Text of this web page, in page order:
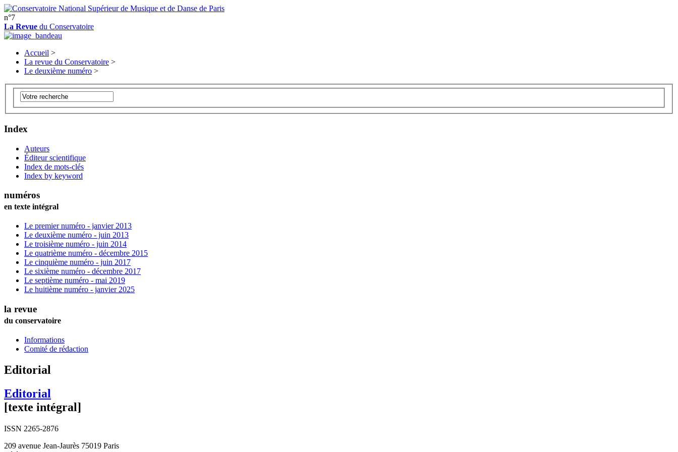
n°7
La Revue du Conservatoire
Accueil >
La revue du Conservatoire >
Le deuxième numéro >
Index
Auteurs
Éditeur scientifique
Index de mots-clés
Index by keyword
numéros
en texte intégral
Le premier numéro - janvier 2013
Le deuxième numéro - juin 2013
Le troisième numéro - juin 2014
Le quatrième numéro - décembre 2015
Le cinquième numéro - juin 2017
Le sixième numéro - décembre 2017
Le septième numéro - mai 2019
Le huitième numéro - janvier 2025
la revue
du conservatoire
Informations
Comité de rédaction
Editorial
Editorial
[texte intégral]
ISSN 2265-2876
209 avenue Jean-Jaurès 75019 Paris